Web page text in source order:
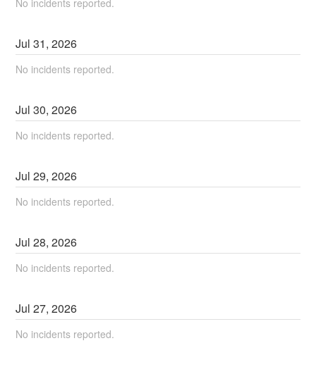
No incidents reported.
Jul31,2026
No incidents reported.
Jul30,2026
No incidents reported.
Jul29,2026
No incidents reported.
Jul28,2026
No incidents reported.
Jul27,2026
No incidents reported.